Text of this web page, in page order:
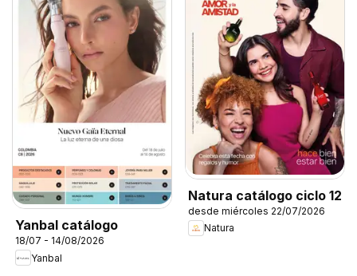
Yanbal catálogo
18/07 - 14/08/2026
Yanbal
Natura catálogo ciclo 12
desde miércoles 22/07/2026
Natura